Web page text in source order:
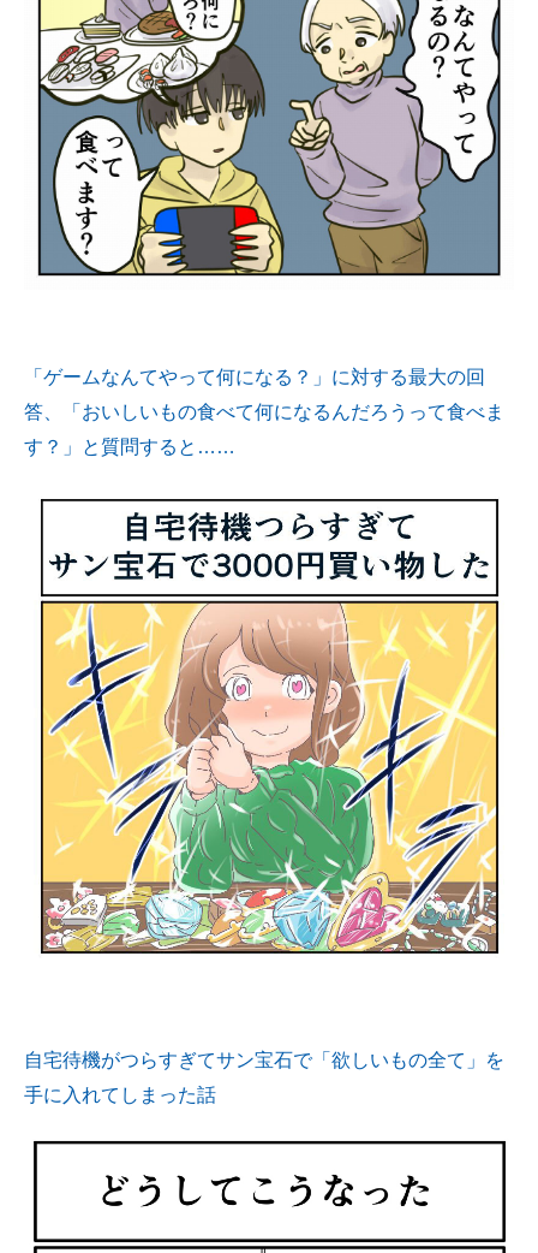
「ゲームなんてやって何になる？」に対する最大の回
答、「おいしいもの食べて何になるんだろうって食べま
す？」と質問すると……
自宅待機がつらすぎてサン宝石で「欲しいもの全て」を
手に入れてしまった話